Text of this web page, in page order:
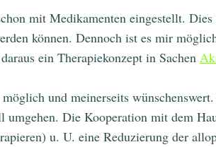
mit Medikamenten eingestellt.
können. Dennoch ist es mir
ein Therapiekonzept in Sachen
und meinerseits
Die Kooperation mit dem
u. U. eine Reduzierung der